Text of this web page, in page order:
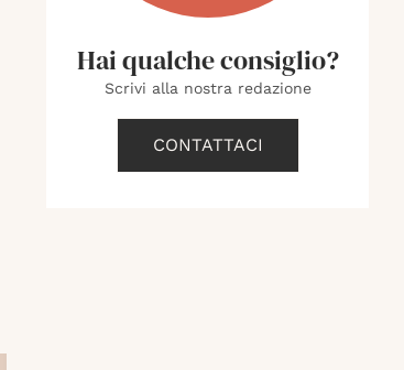
Hai qualche consiglio?
Scrivi alla nostra redazione
CONTATTACI